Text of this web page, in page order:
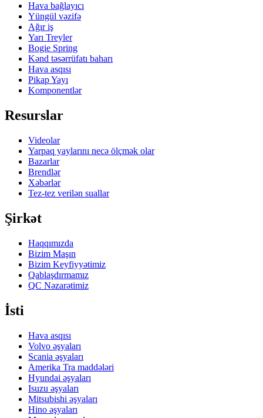
Hava bağlayıcı
Yüngül vəzifə
Ağır iş
Yarı Treyler
Bogie Spring
Kənd təsərrüfatı baharı
Hava asqısı
Pikap Yayı
Komponentlər
Resurslar
Videolar
Yarpaq yaylarını necə ölçmək olar
Bazarlar
Brendlər
Xəbərlər
Tez-tez verilən suallar
Şirkət
Haqqımızda
Bizim Maşın
Bizim Keyfiyyətimiz
Qablaşdırmamız
QC Nəzarətimiz
İsti
Hava asqısı
Volvo əşyaları
Scania əşyaları
Amerika Tra maddələri
Hyundai əşyaları
Isuzu əşyaları
Mitsubishi əşyaları
Hino əşyaları